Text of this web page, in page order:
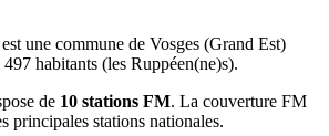
une commune de Vosges (Grand Est)
habitants (les Ruppéen(ne)s).
de 10 stations FM. La couverture FM
principales stations nationales.